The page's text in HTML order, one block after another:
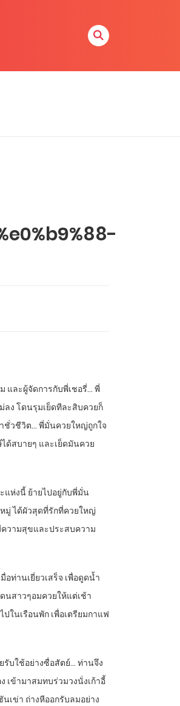
และผู้จัดการกับพี่เชอรี่… พี่
ง โดนรุมเย็ดทีละสิบควยก็
ชั่วชีวิต… พี่มั่นควยใหญ่ถูกใจ
ด้สบายๆ และเย็ดมันควย
แห่งนี้ ย้ายไปอยู่กับพี่มั่น
มู่ ได้ผัวสุดที่รักที่ควยใหญ่
วามสุขและประสบความ
ท่านเยี่ยวเสร็จ เพื่อดูดน้ำ
นสาวๆอมควยให้แต่เช้า
ในเรือนพัก เพื่อเตรียมกาแฟ
รับใช้อย่างซื่อสัตย์… ท่านจึง
เข้ามาสมทบร่วมวงนั่งเก้าอี้
เข่า ถ่างหีออกรับลมอย่าง